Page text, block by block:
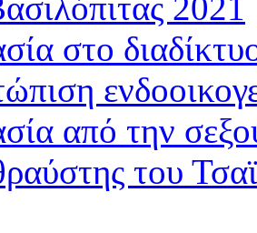
στο
από την
του